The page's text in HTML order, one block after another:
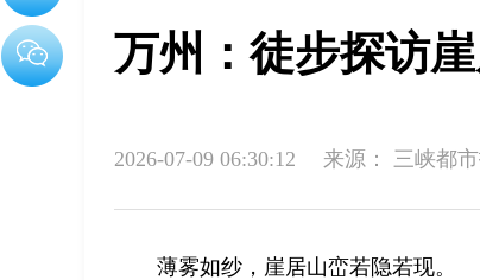
万州：徒步探访
2026-07-09 06:30:12 来源： 三峡都
薄雾如纱，崖居山峦若隐若现。